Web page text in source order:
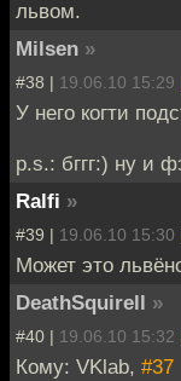
львом.
Milsen »
#38 | 19.06.10 15:29
У него когти
p.s.: бггг:) ну и
Ralfi »
#39 | 19.06.10 15:30
Может это
DeathSquirell »
#40 | 19.06.10 15:32
Кому: VKlab, #37